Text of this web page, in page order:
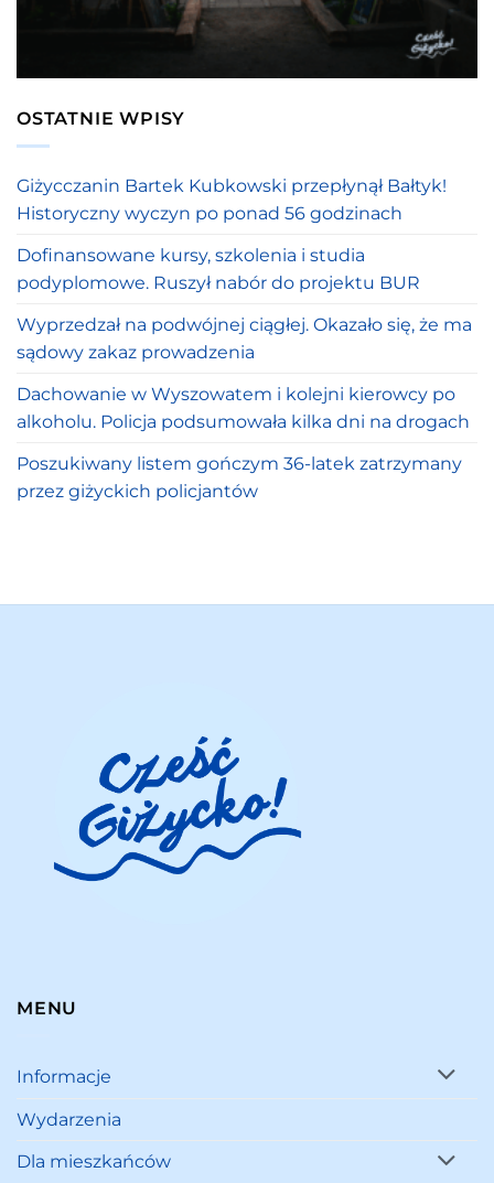
OSTATNIE WPISY
Giżycczanin Bartek Kubkowski przepłynął Bałtyk!
Historyczny wyczyn po ponad 56 godzinach
Dofinansowane kursy, szkolenia i studia
podyplomowe. Ruszył nabór do projektu BUR
Wyprzedzał na podwójnej ciągłej. Okazało się, że ma
sądowy zakaz prowadzenia
Dachowanie w Wyszowatem i kolejni kierowcy po
alkoholu. Policja podsumowała kilka dni na drogach
Poszukiwany listem gończym 36-latek zatrzymany
przez giżyckich policjantów
MENU
Informacje
Wydarzenia
Dla mieszkańców